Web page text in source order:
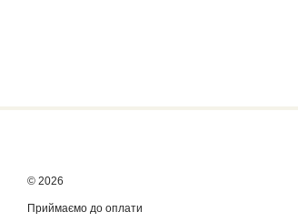
© 2026
Приймаємо до оплати